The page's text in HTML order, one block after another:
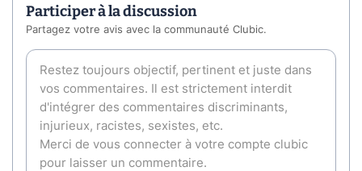
Participer à la discussion
Partagez votre avis avec la communauté Clubic.